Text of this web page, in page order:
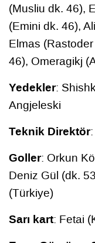
(Musliu dk. 46),
(Emini dk. 46),
Elmas
46), Omeragikj
Yedekler:
Angjeleski
Teknik Direktör
Goller: Orkun
Deniz Gül (dk.
(Türkiye)
Sarı kart: Fetai